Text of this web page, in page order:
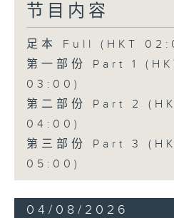
节目内容
足本 Full (HKT
第一部份 Part 1
03:00)
第二部份 Part 2
04:00)
第三部份 Part 3
05:00)
04/08/2026